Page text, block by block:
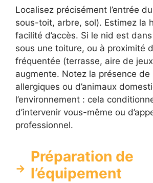
Localisez précisément l’entrée
sous-toit, arbre, sol). Estimez la
facilité d’accès. Si le nid est
sous une toiture, ou à proximité
fréquentée (terrasse, aire de
augmente. Notez la présence de
allergiques ou d’animaux
l’environnement : cela
d’intervenir vous-même ou
professionnel.
Préparation de
l’équipement